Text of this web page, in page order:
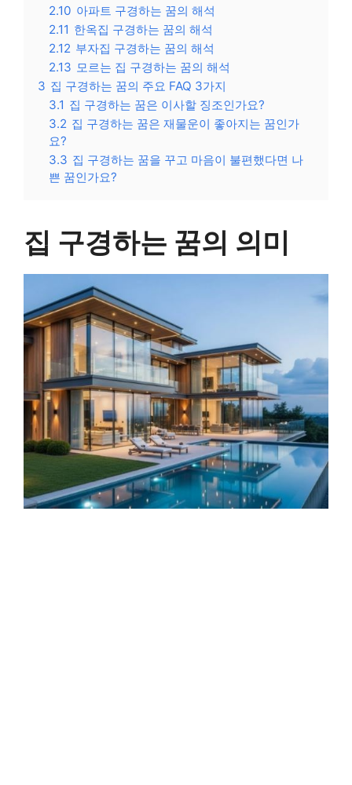
2.10 아파트 구경하는 꿈의 해석
2.11 한옥집 구경하는 꿈의 해석
2.12 부자집 구경하는 꿈의 해석
2.13 모르는 집 구경하는 꿈의 해석
3 집 구경하는 꿈의 주요 FAQ 3가지
3.1 집 구경하는 꿈은 이사할 징조인가요?
3.2 집 구경하는 꿈은 재물운이 좋아지는 꿈인가
요?
3.3 집 구경하는 꿈을 꾸고 마음이 불편했다면 나
쁜 꿈인가요?
집 구경하는 꿈의 의미